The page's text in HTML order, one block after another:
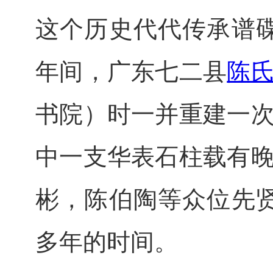
这个历史代代传承谱
年间，广东七二县陈
书院）时一并重建一
中一支华表石柱载有
彬，陈伯陶等众位先
多年的时间。